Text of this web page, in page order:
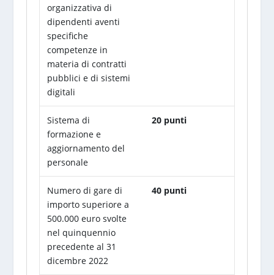
organizzativa di
dipendenti aventi
specifiche
competenze in
materia di contratti
pubblici e di sistemi
digitali
Sistema di
formazione e
aggiornamento del
personale
20 punti
Numero di gare di
importo superiore a
500.000 euro svolte
nel quinquennio
precedente al 31
dicembre 2022
40 punti